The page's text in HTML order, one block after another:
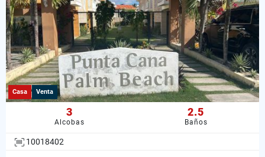
Casa Venta
3
Alcobas
2.5
Baños
10018402